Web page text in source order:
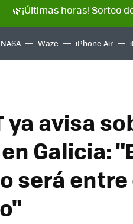
🌿¡Últimas horas! Sorteo
NASA Waze iPhone Air
ya avisa
en Galicia:
será entre